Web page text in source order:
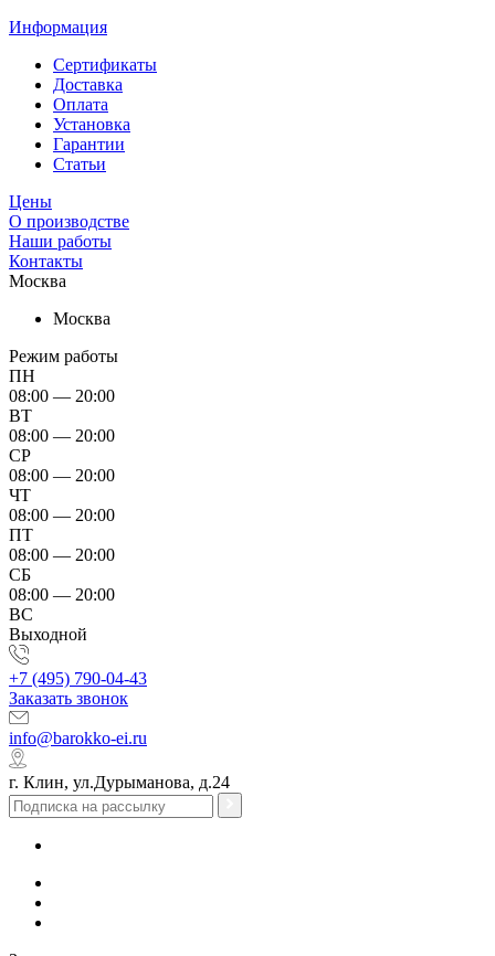
Информация
Сертификаты
Доставка
Оплата
Установка
Гарантии
Статьи
Цены
О производстве
Наши работы
Контакты
Москва
Москва
Режим работы
ПН
08:00 — 20:00
ВТ
08:00 — 20:00
СР
08:00 — 20:00
ЧТ
08:00 — 20:00
ПТ
08:00 — 20:00
СБ
08:00 — 20:00
ВС
Выходной
+7 (495) 790-04-43
Заказать звонок
info@barokko-ei.ru
г. Клин, ул.Дурыманова, д.24